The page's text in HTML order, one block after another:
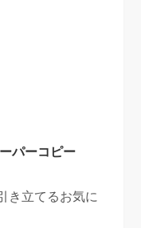
パーコピー
き立てるお気に